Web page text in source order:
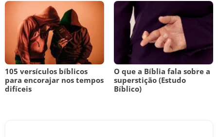
105 versículos bíblicos
para encorajar nos tempos
difíceis
O que a Bíblia fala sobre a
superstição (Estudo
Bíblico)